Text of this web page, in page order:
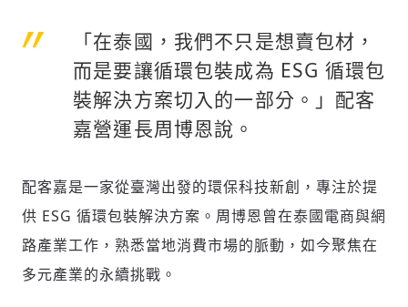
「在泰國，我們不只是想賣包材，
而是要讓循環包裝成為 ESG 循環包
裝解決方案切入的一部分。」配客
嘉營運長周博恩說。
配客嘉是一家從臺灣出發的環保科技新創，專注於提
供 ESG 循環包裝解決方案。周博恩曾在泰國電商與網
路產業工作，熟悉當地消費市場的脈動，如今聚焦在
多元產業的永續挑戰。